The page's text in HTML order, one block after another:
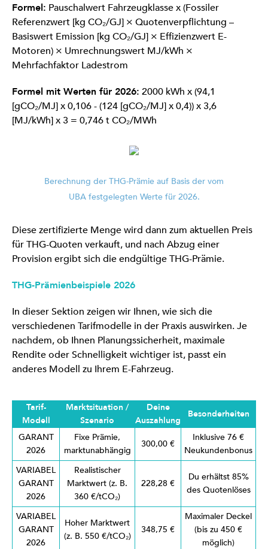
Formel: Pauschalwert Fahrzeugklasse x (Fossiler
Referenzwert [kg CO₂/GJ] × Quotenverpflichtung –
Basiswert Emission [kg CO₂/GJ] × Effizienzwert E-
Motoren) × Umrechnungswert MJ/kWh ×
Mehrfachfaktor Ladestrom
Formel mit Werten für 2026: 2000 kWh x (94,1
[gCO₂/MJ] x 0,106 - (124 [gCO₂/MJ] x 0,4)) x 3,6
[MJ/kWh] x 3 = 0,746 t CO₂/MWh
Berechnung der THG-Prämie auf Basis der vom
UBA festgelegten Werte für 2026.
Diese zertifizierte Menge wird dann zum aktuellen Preis
für THG-Quoten verkauft, und nach Abzug einer
Provision ergibt sich die endgültige THG-Prämie.
THG-Prämienbeispiele 2026
In dieser Sektion zeigen wir Ihnen, wie sich die
verschiedenen Tarifmodelle in der Praxis auswirken. Je
nachdem, ob Ihnen Planungssicherheit, maximale
Rendite oder Schnelligkeit wichtiger ist, passt ein
anderes Modell zu Ihrem E-Fahrzeug.
Tarif-
Modell
Marktsituation /
Szenario
Deine
Auszahlung
Besonderheiten
GARANT
2026
Fixe Prämie,
marktunabhängig
300,00 €
Inklusive 76 €
Neukundenbonus
VARIABEL
GARANT
2026
Realistischer
Marktwert (z. B.
360 €/tCO₂)
228,28 €
Du erhältst 85%
des Quotenlöses
VARIABEL
GARANT
2026
Hoher Marktwert
(z. B. 550 €/tCO₂)
348,75 €
Maximaler Deckel
(bis zu 450 €
möglich)